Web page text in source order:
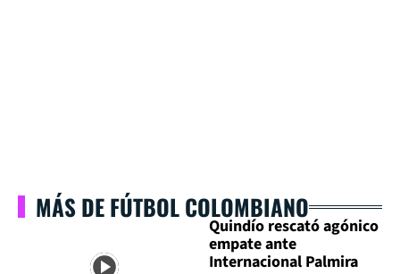
MÁS DE FÚTBOL COLOMBIANO
Quindío rescató agónico
empate ante
Internacional Palmira